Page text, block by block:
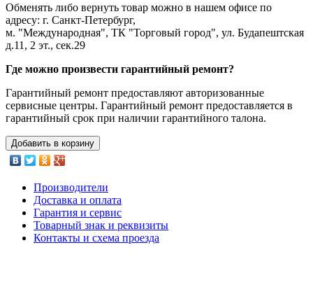
Обменять либо вернуть товар можно в нашем офисе по
адресу: г. Санкт-Петербург,
м. "Международная", ТК "Торговый город", ул. Будапештская
д.11, 2 эт., сек.29
Где можно произвести гарантийный ремонт?
Гарантийный ремонт предоставляют авторизованные
сервисные центры. Гарантийный ремонт предоставляется в
гарантийный срок при наличии гарантийного талона.
Добавить в корзину
Производители
Доставка и оплата
Гарантия и сервис
Товарный знак и реквизиты
Контакты и схема проезда